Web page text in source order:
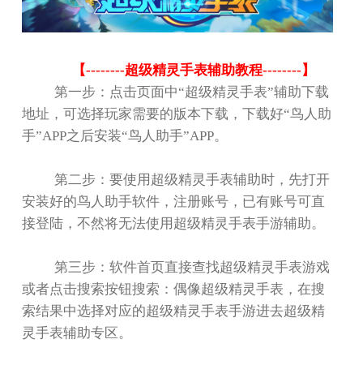
【--------超级精灵手表辅助教程--------】
第一步：点击页面中“超级精灵手表”辅助下载
地址，可选择玩家需要的版本下载，下载好“鸟人助
手”APP之后安装“鸟人助手”APP。
第二步：要使用超级精灵手表辅助时，先打开
安装好的鸟人助手软件，注册账号，已有账号可直
接登陆，不然将无法使用超级精灵手表手游辅助。
第三步：软件首页直接查找超级精灵手表游戏
或者点击搜索按钮搜索：偶像超级精灵手表，在搜
索结果中选择对应的超级精灵手表手游进去超级精
灵手表辅助专区。